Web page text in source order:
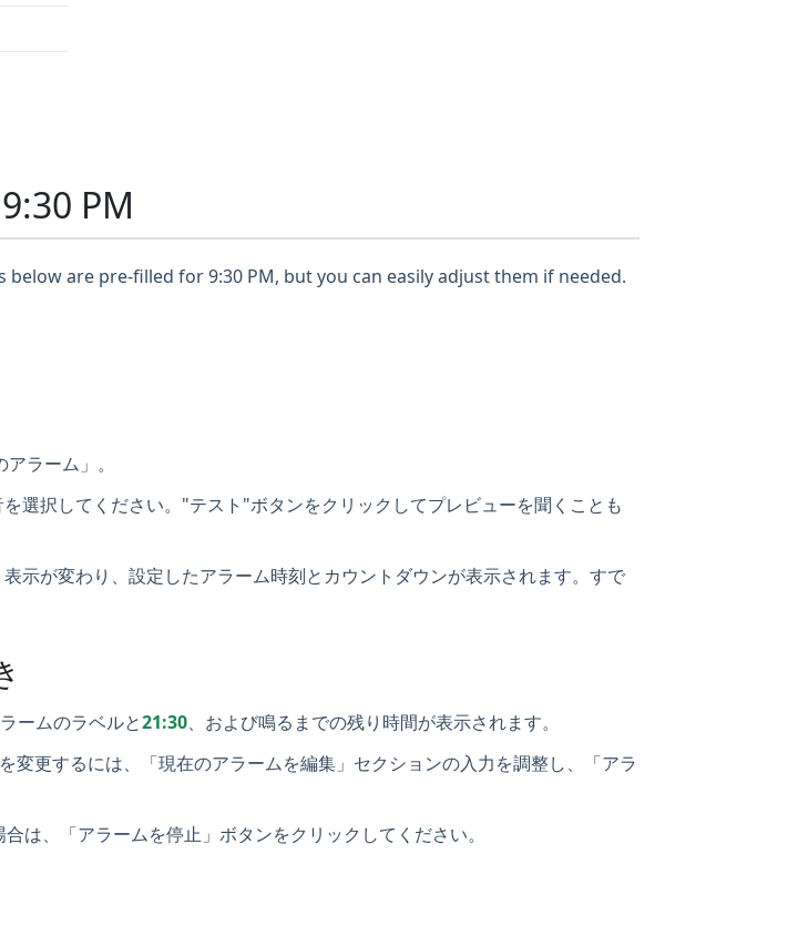
PM
are pre-filled for 9:30 PM, but you can easily adjust them if needed.
ラーム」。
選択してください。"テスト"ボタンをクリックしてプレビューを聞くことも
示が変わり、設定したアラーム時刻とカウントダウンが表示されます。すで
ームのラベルと21:30、および鳴るまでの残り時間が表示されます。
変更するには、「現在のアラームを編集」セクションの入力を調整し、「アラ
は、「アラームを停止」ボタンをクリックしてください。